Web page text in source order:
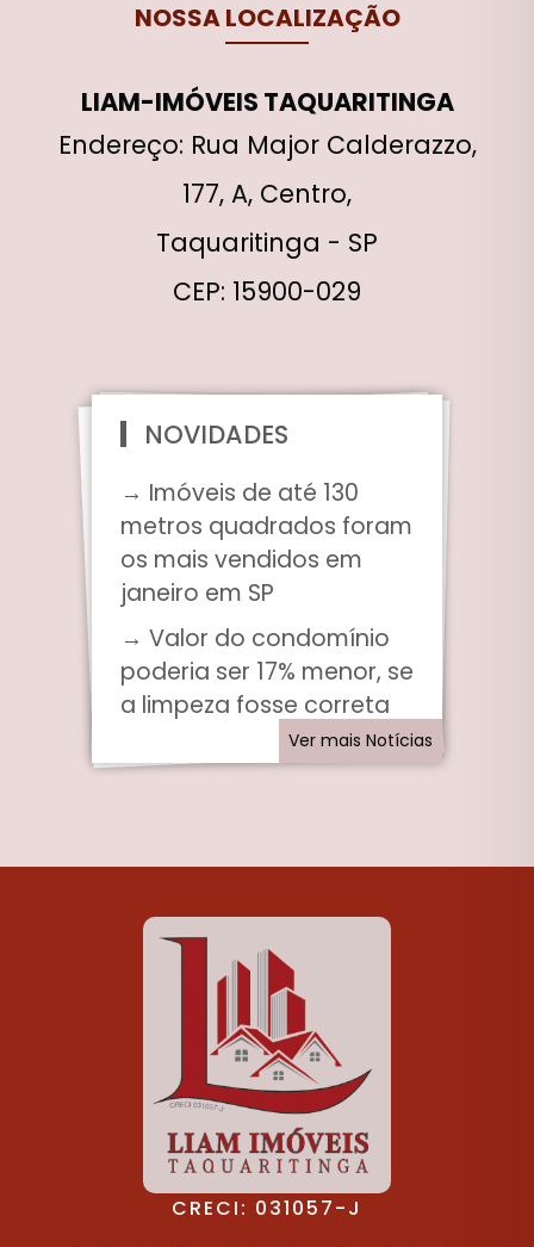
NOSSA LOCALIZAÇÃO
LIAM-IMÓVEIS TAQUARITINGA
Endereço: Rua Major Calderazzo,
177, A, Centro,
Taquaritinga - SP
CEP: 15900-029
NOVIDADES
→ Imóveis de até 130
metros quadrados foram
os mais vendidos em
janeiro em SP
→ Valor do condomínio
poderia ser 17% menor, se
a limpeza fosse correta
Ver mais Notícias
CRECI: 031057-J